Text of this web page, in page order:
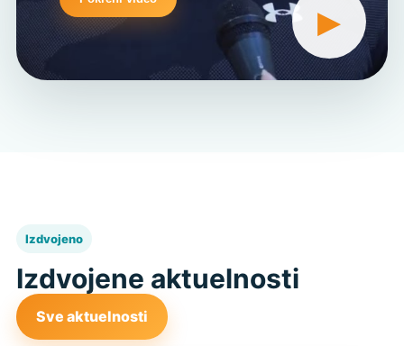
▶
Izdvojeno
Izdvojene aktuelnosti
Sve aktuelnosti